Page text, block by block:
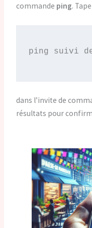
commande ping.
dans l’invite de
résultats pour